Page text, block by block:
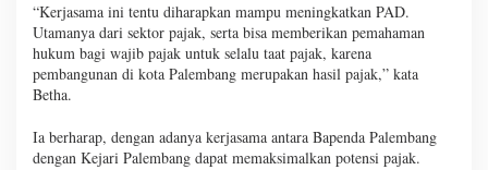
“Kerjasama ini tentu diharapkan mampu meningkatkan PAD.
Utamanya dari sektor pajak, serta bisa memberikan pemahaman
hukum bagi wajib pajak untuk selalu taat pajak, karena
pembangunan di kota Palembang merupakan hasil pajak,” kata
Betha.
Ia berharap, dengan adanya kerjasama antara Bapenda Palembang
dengan Kejari Palembang dapat memaksimalkan potensi pajak.